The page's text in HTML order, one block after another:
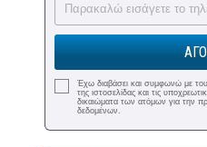
Έχω διαβάσει και συμφωνώ με
της ιστοσελίδας και τις
δικαιώματα των ατόμων για την
δεδομένων.